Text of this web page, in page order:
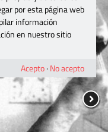
por esta página web
información
en nuestro sitio
Acepto· No acepto